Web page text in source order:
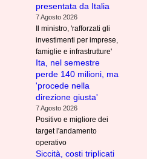
presentata da Italia
7 Agosto 2026
Il ministro, 'rafforzati gli
investimenti per imprese,
famiglie e infrastrutture'
Ita, nel semestre
perde 140 milioni, ma
'procede nella
direzione giusta'
7 Agosto 2026
Positivo e migliore dei
target l'andamento
operativo
Siccità, costi triplicati